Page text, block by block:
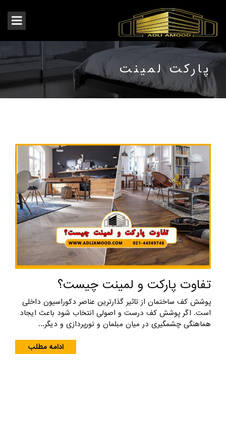
پارکت لمینت
تفاوت پارکت و لمینت چیست؟
پوشش کف ساختمان از تاثیر گذارترین عناصر دکوراسیون داخلی
است. اگر پوشش کف درست و اصولی انتخاب شود باعث ایجاد
هماهنگی چشمگیری در میان مبلمان و نورپردازی و دیگر...
ادامه مطلب